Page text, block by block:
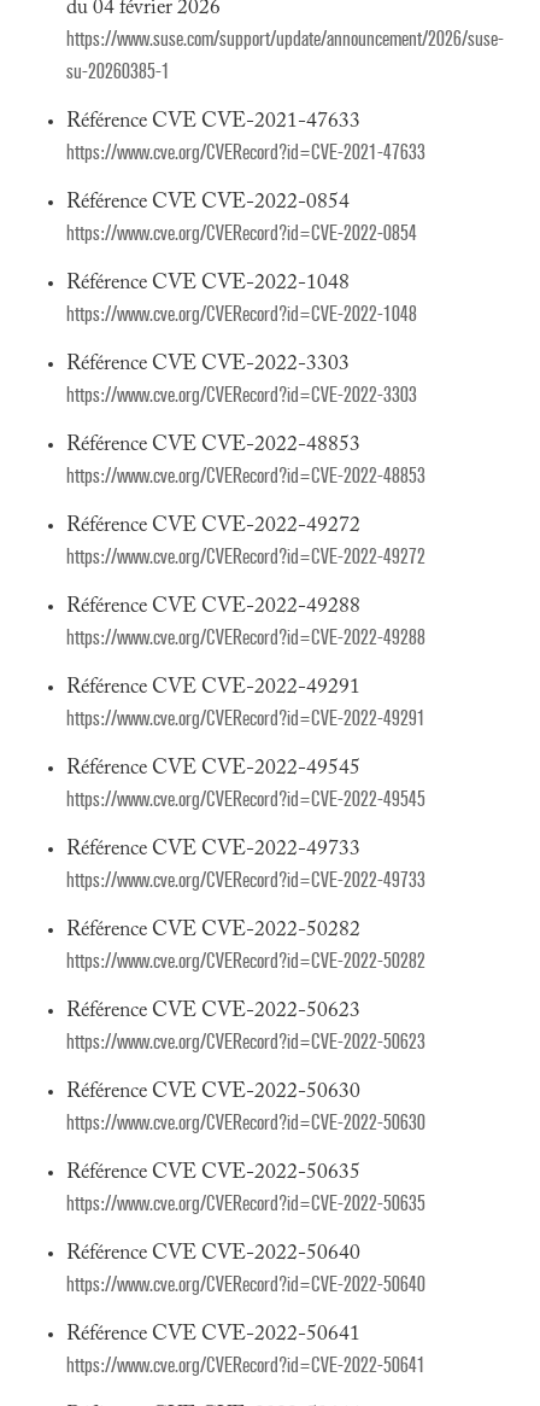
du 04 février 2026
https://www.suse.com/support/update/announcement/2026/suse-
su-20260385-1
Référence CVE CVE-2021-47633
https://www.cve.org/CVERecord?id=CVE-2021-47633
Référence CVE CVE-2022-0854
https://www.cve.org/CVERecord?id=CVE-2022-0854
Référence CVE CVE-2022-1048
https://www.cve.org/CVERecord?id=CVE-2022-1048
Référence CVE CVE-2022-3303
https://www.cve.org/CVERecord?id=CVE-2022-3303
Référence CVE CVE-2022-48853
https://www.cve.org/CVERecord?id=CVE-2022-48853
Référence CVE CVE-2022-49272
https://www.cve.org/CVERecord?id=CVE-2022-49272
Référence CVE CVE-2022-49288
https://www.cve.org/CVERecord?id=CVE-2022-49288
Référence CVE CVE-2022-49291
https://www.cve.org/CVERecord?id=CVE-2022-49291
Référence CVE CVE-2022-49545
https://www.cve.org/CVERecord?id=CVE-2022-49545
Référence CVE CVE-2022-49733
https://www.cve.org/CVERecord?id=CVE-2022-49733
Référence CVE CVE-2022-50282
https://www.cve.org/CVERecord?id=CVE-2022-50282
Référence CVE CVE-2022-50623
https://www.cve.org/CVERecord?id=CVE-2022-50623
Référence CVE CVE-2022-50630
https://www.cve.org/CVERecord?id=CVE-2022-50630
Référence CVE CVE-2022-50635
https://www.cve.org/CVERecord?id=CVE-2022-50635
Référence CVE CVE-2022-50640
https://www.cve.org/CVERecord?id=CVE-2022-50640
Référence CVE CVE-2022-50641
https://www.cve.org/CVERecord?id=CVE-2022-50641